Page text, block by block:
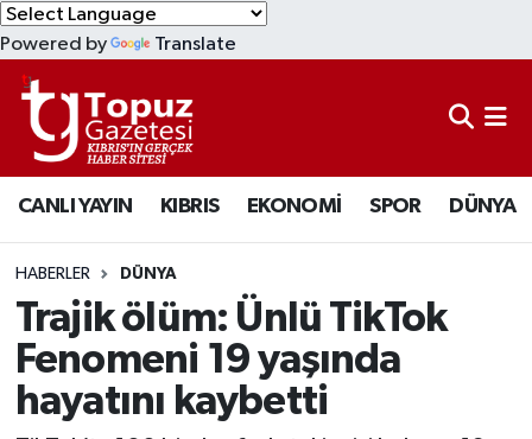
Powered by Translate
CANLI YAYIN KIBRIS EKONOMİ SPOR DÜNYA
HABERLER DÜNYA
Trajik ölüm: Ünlü TikTok
Fenomeni 19 yaşında
hayatını kaybetti
KIBRIS
DÜNYA
EKONOMİ
MAGAZİN
SAĞLIK
SPOR
Lefkoşa Nöbetçi Eczaneler
Lefkoşa Hava Durumu
Lefkoşa Trafik Yoğunluk Haritası
Süper Lig Puan Durumu ve Fikstür
Tüm Manşetler
Son Dakika Haberleri